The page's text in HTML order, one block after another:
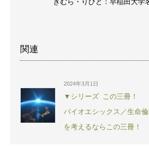
関連
2024年3月1日
▼シリーズ この三冊！
バイオエシックス／生命
を考えるならこの三冊！